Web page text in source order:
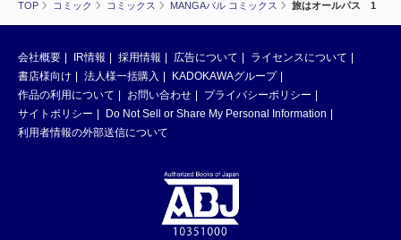
TOP コミック コミックス MANGAバル コミックス 旅はオールパス 1
会社概要 IR情報 採用情報 広告について
ライセンスについて
書店様向け
法人様一括購入
KADOKAWAグループ
作品の利用について
お問い合わせ
プライバシーポリシー
サイトポリシー
Do Not Sell or Share My Personal Information
利用者情報の外部送信について